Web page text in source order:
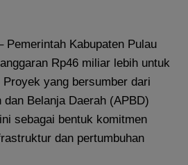
Pemerintah Kabupaten Pulau
Rp46 miliar lebih untuk
yang bersumber dari
dan Belanja Daerah (APBD)
sebagai bentuk komitmen
dan pertumbuhan